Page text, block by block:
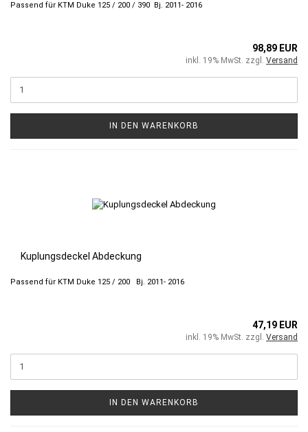
Passend für KTM Duke 125 / 200 / 390 Bj. 2011- 2016
98,89 EUR
inkl. 19% MwSt. zzgl. Versand
IN DEN WARENKORB
Kuplungsdeckel Abdeckung
Passend für KTM Duke 125 / 200 Bj. 2011- 2016
47,19 EUR
inkl. 19% MwSt. zzgl. Versand
IN DEN WARENKORB